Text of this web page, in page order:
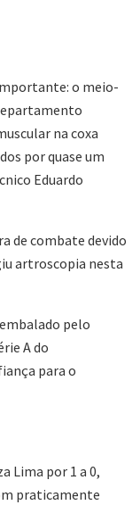
o meio-
na coxa
por quase um
Eduardo
de combate devido
artroscopia nesta
pelo
A do
para o
Lima por 1 a 0,
praticamente